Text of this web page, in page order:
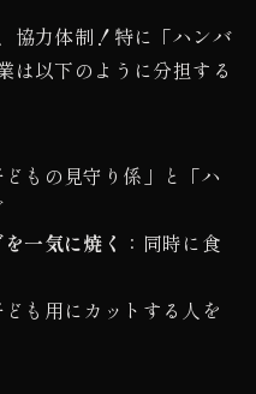
協力体制！特に「ハンバ
は以下のように分担する
どもの見守り係」と「ハ
一気に焼く ：同時に食
ども用にカットする人を